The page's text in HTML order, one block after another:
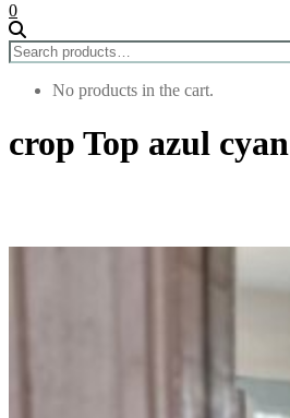
0
No products in the cart.
crop Top azul cyan